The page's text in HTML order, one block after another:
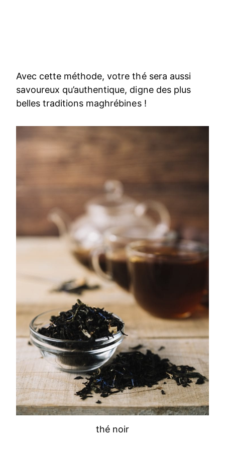
Avec cette méthode, votre thé sera aussi
savoureux qu’authentique, digne des plus
belles traditions maghrébines !
thé noir